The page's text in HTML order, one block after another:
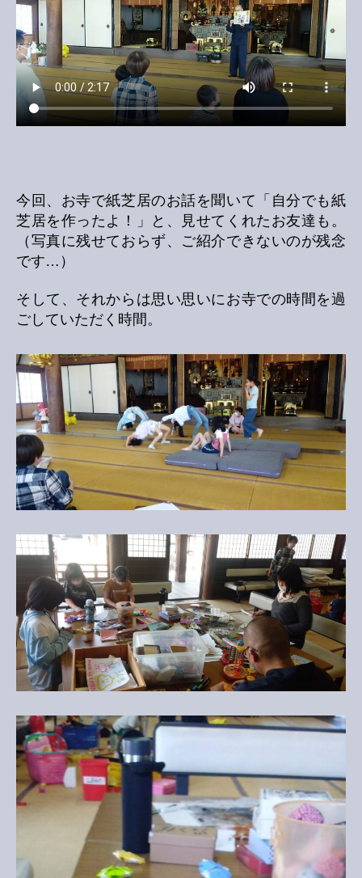
今回、お寺で紙芝居のお話を聞いて「自分でも紙
芝居を作ったよ！」と、見せてくれたお友達も。
（写真に残せておらず、ご紹介できないのが残念
です…）
そして、それからは思い思いにお寺での時間を過
ごしていただく時間。